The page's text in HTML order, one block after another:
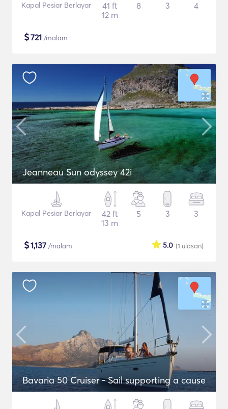
Kapal Pesiar Berlayar
41 ft
12 m
8 3 4
$721 /malam
Jeanneau Sun odyssey 42i
Kapal Pesiar Berlayar
42 ft
13 m
5 3 3
$1,137 /malam (1 ulasan)
5.0
Bavaria 50 Cruiser - Sail supporting a cause